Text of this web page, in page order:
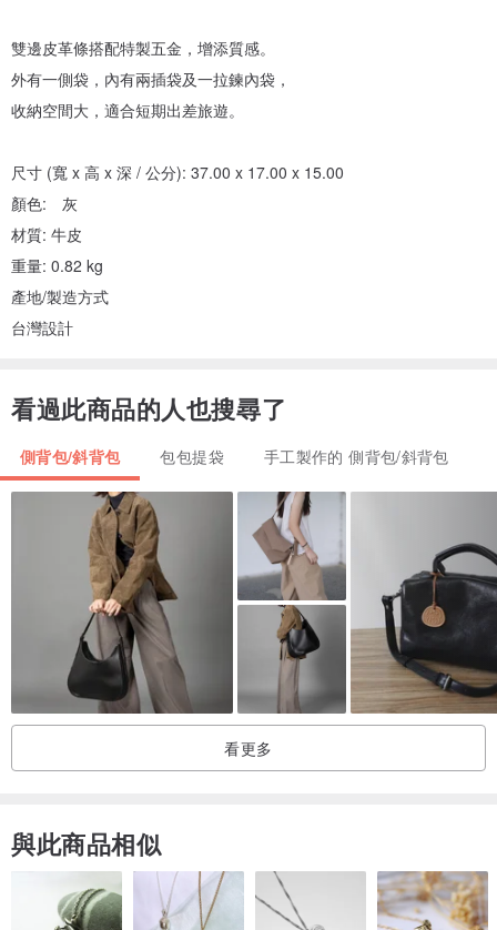
雙邊皮革條搭配特製五金，增添質感。
外有一側袋，內有兩插袋及一拉鍊內袋，
收納空間大，適合短期出差旅遊。
尺寸 (寬 x 高 x 深 / 公分): 37.00 x 17.00 x 15.00
顏色: 灰
材質: 牛皮
重量: 0.82 kg
產地/製造方式
台灣設計
看過此商品的人也搜尋了
側背包/斜背包 包包提袋 手工製作的 側背包/斜背包
看更多
與此商品相似